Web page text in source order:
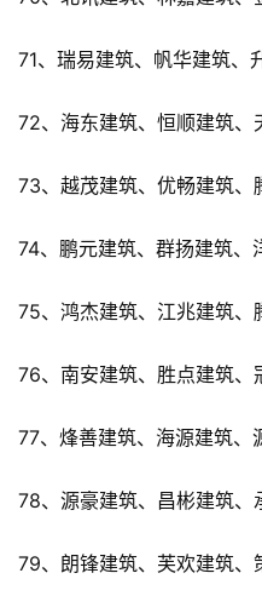
71、瑞易建筑、帆华建筑、
72、海东建筑、恒顺建筑、
73、越茂建筑、优畅建筑、
74、鹏元建筑、群扬建筑、
75、鸿杰建筑、江兆建筑、
76、南安建筑、胜点建筑、
77、烽善建筑、海源建筑、
78、源豪建筑、昌彬建筑、
79、朗锋建筑、芙欢建筑、